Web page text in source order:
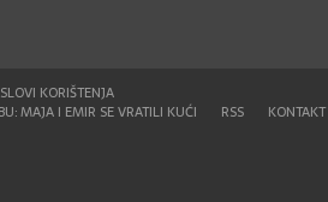
KORIŠTENJA
MAJA I EMIR SE VRATILI KUĆI
RSS KONTAKT